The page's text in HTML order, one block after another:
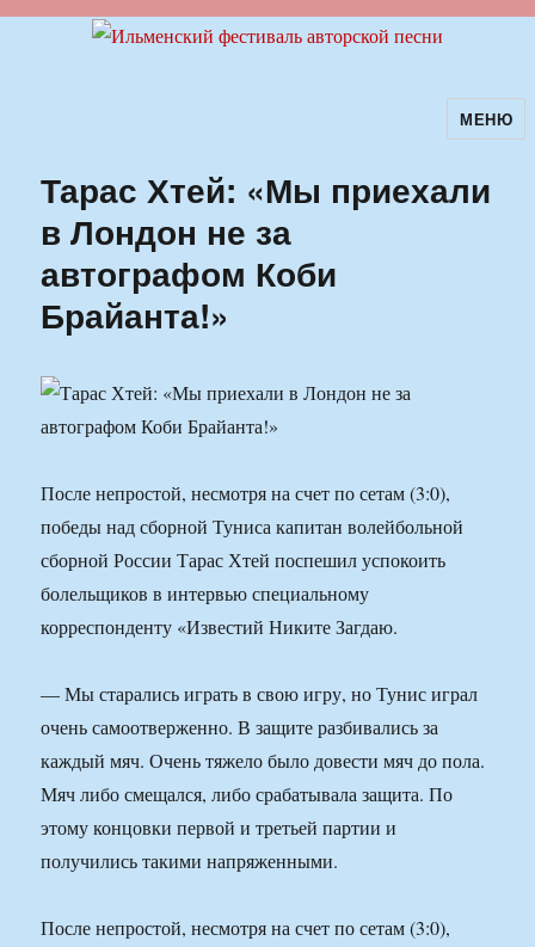
Ильменский фестиваль авторскойМЕНЮ
Тарас Хтей: «Мы приехали
в Лондон не за
автографом Коби
Брайанта!»
После непростой, несмотря на счет по сетам (3:0),
победы над сборной Туниса капитан волейбольной
сборной России Тарас Хтей поспешил успокоить
болельщиков в интервью специальному
корреспонденту «Известий Никите Загдаю.
— Мы старались играть в свою игру, но Тунис играл
очень самоотверженно. В защите разбивались за
каждый мяч. Очень тяжело было довести мяч до пола.
Мяч либо смещался, либо срабатывала защита. По
этому концовки первой и третьей партии и
получились такими напряженными.
После непростой, несмотря на счет по сетам (3:0),